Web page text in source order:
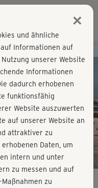
×
und ähnliche
Informationen auf
unserer Website
Informationen
dadurch erhobenen
funktionsfähig
Website auszuwerten
auf unserer Website an
attraktiver zu
Daten, um
intern und unter
zu messen und auf
zu